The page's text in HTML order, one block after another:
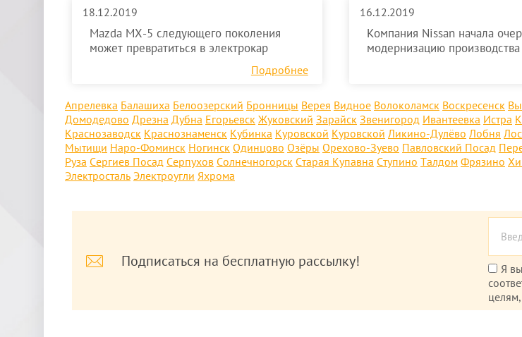
18.12.2019
Mazda MX-5 следующего поколения
может превратиться в электрокар
Подробнее
16.12.2019
Компания Nissan начала
модернизацию производства
Апрелевка Балашиха Белоозерский Бронницы Верея Видное Волоколамск Воскресенск
Домодедово Дрезна Дубна Егорьевск Жуковский Зарайск Звенигород Ивантеевка Истра
Краснозаводск Краснознаменск Кубинка Куровской Куровской Ликино-Дулёво Лобня
Мытищи Наро-Фоминск Ногинск Одинцово Озёры Орехово-Зуево Павловский Посад
Руза Сергиев Посад Серпухов Солнечногорск Старая Купавна Ступино Талдом Фрязино
Электросталь Электроугли Яхрома
Подписаться на бесплатную рассылку! Я